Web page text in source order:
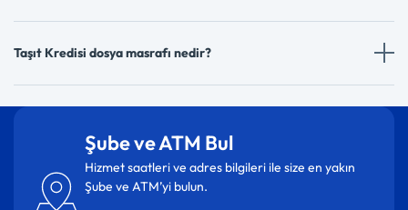
Taşıt Kredisi dosya masrafı nedir?
Şube ve ATM Bul
Hizmet saatleri ve adres bilgileri ile size en yakın
Şube ve ATM’yi bulun.